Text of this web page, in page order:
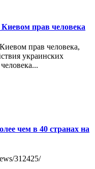
прав человека
прав человека,
украинских
чем в 40 странах на
312425/